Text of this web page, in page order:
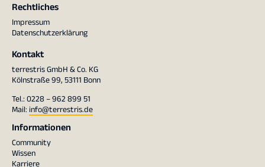
Rechtliches
Impressum
Datenschutzerklärung
Kontakt
terrestris GmbH & Co. KG
Kölnstraße 99, 53111 Bonn
Tel.: 0228 – 962 899 51
Mail: info@terrestris.de
Informationen
Community
Wissen
Karriere